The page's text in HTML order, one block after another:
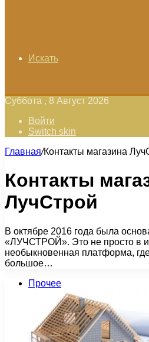
Искать
Суббота , 8 Август 2026
Войти
Switch skin
Главная/Контакты магазина
Контакты
ЛучСтрой
В октябре 2016 года была
«ЛУЧСТРОЙ». Это не просто в
необыкновенная платформа,
большое…
Прочее